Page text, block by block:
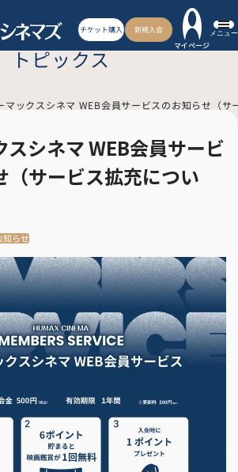
チケット購入
新規入会
マイページ
メニュー
トピックス
マックスシネマ WEB会員サービスのお知らせ（サ
スシネマ WEB会員サービ
（サービス拡充につい
知らせ